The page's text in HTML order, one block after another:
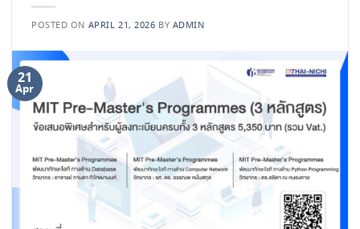
POSTED ON APRIL 21, 2026 BY ADMIN
21
Apr